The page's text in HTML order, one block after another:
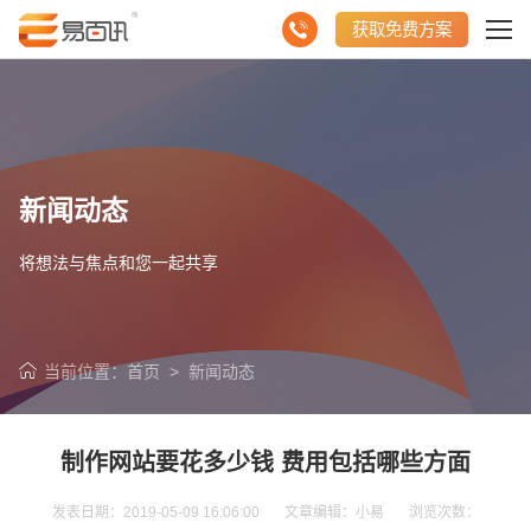
获取免费方案
新闻动态
将想法与焦点和您一起共享
当前位置： 首页 > 新闻动态
制作网站要花多少钱 费用包括哪些方面
发表日期：2019-05-09 16:06:00 文章编辑：小易 浏览次数：